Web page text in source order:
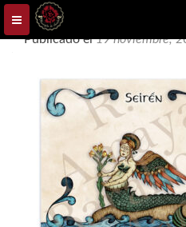
Sirena Amaya
Publicado el19 noviembre,